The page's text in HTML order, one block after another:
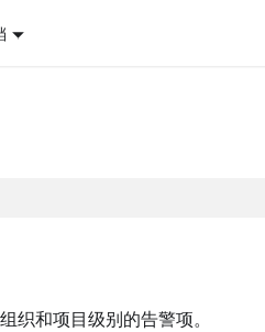
和项目级别的告警项。